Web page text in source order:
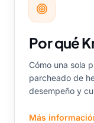
Por qué
Cómo una sola
parcheado de
desempeño y
Más